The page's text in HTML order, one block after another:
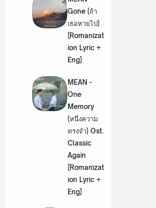
Gone (ถ้า
เธอหายไป)
[Romanizat
ion Lyric +
Eng]
MEAN -
One
Memory
(หนึ่งความ
ทรงจำ) Ost.
Classic
Again
[Romanizat
ion Lyric +
Eng]